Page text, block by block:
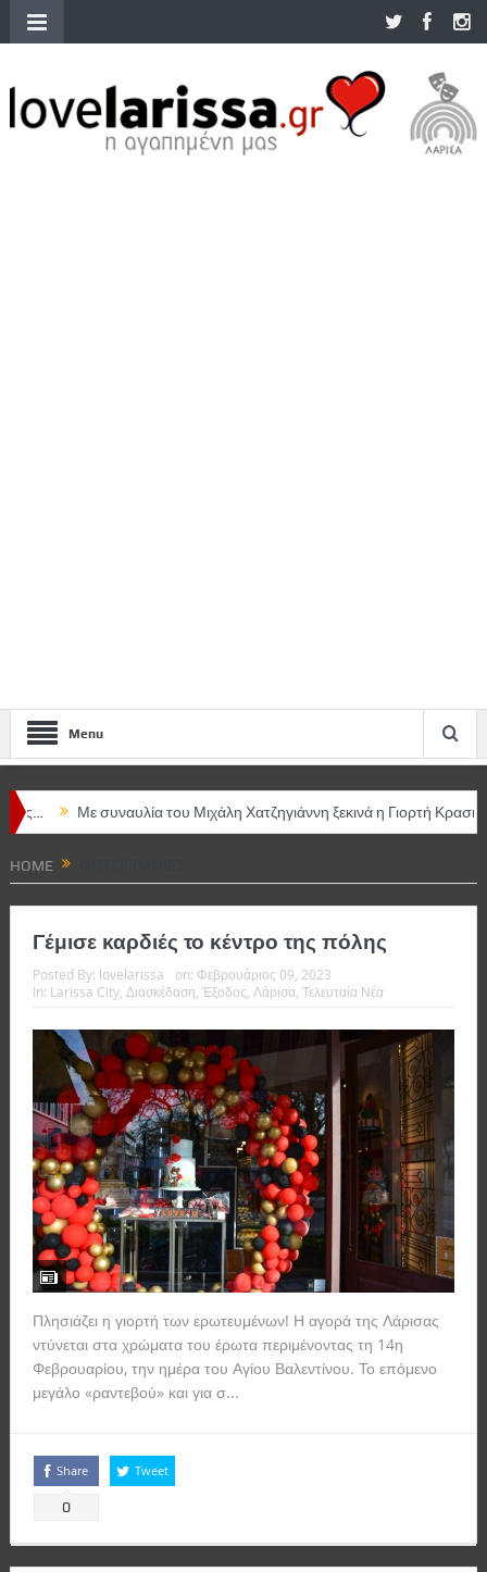
Menu
Με συναυλία του Μιχάλη Χατζηγιάννη ξεκινά η Γιορτή Κρασιού
HOME
Γέμισε καρδιές το κέντρο της πόλης
Posted By: lovelarissa on: Φεβρουάριος 09, 2023
In: Larissa City, Διασκέδαση, Έξοδος, Λάρισα, Τελευταία Νέα
Πλησιάζει η γιορτή των ερωτευμένων! Η αγορά της Λάρισας
ντύνεται στα χρώματα του έρωτα περιμένοντας τη 14η
Φεβρουαρίου, την ημέρα του Αγίου Βαλεντίνου. Το επόμενο
μεγάλο «ραντεβού» και για σ...
Share
0
Tweet